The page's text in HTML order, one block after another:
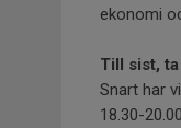
ekonomi
Till sist,
Snart har
18.30-